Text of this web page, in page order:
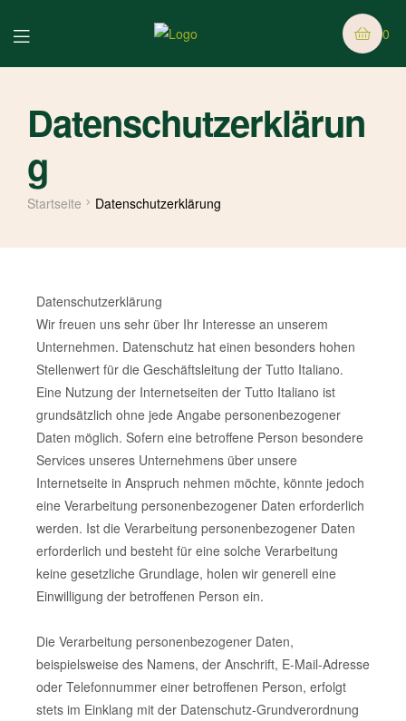
0
Datenschutzerklärun
g
Startseite Datenschutzerklärung
Datenschutzerklärung
Wir freuen uns sehr über Ihr Interesse an unserem
Unternehmen. Datenschutz hat einen besonders hohen
Stellenwert für die Geschäftsleitung der Tutto Italiano.
Eine Nutzung der Internetseiten der Tutto Italiano ist
grundsätzlich ohne jede Angabe personenbezogener
Daten möglich. Sofern eine betroffene Person besondere
Services unseres Unternehmens über unsere
Internetseite in Anspruch nehmen möchte, könnte jedoch
eine Verarbeitung personenbezogener Daten erforderlich
werden. Ist die Verarbeitung personenbezogener Daten
erforderlich und besteht für eine solche Verarbeitung
keine gesetzliche Grundlage, holen wir generell eine
Einwilligung der betroffenen Person ein.
Die Verarbeitung personenbezogener Daten,
beispielsweise des Namens, der Anschrift, E-Mail-Adresse
oder Telefonnummer einer betroffenen Person, erfolgt
stets im Einklang mit der Datenschutz-Grundverordnung